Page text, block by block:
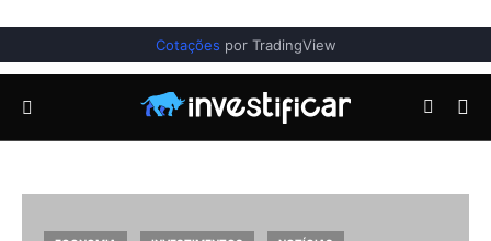
Cotações por TradingView